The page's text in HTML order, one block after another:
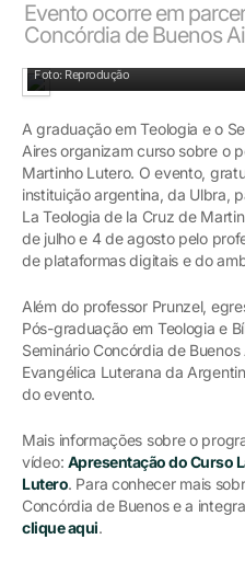
Evento ocorre em
Concórdia de Buenos
Foto: Reprodução
A graduação em Teologia e o
Aires organizam curso sobre o
Martinho Lutero. O evento,
instituição argentina, da Ulbra,
La Teologia de la Cruz de
de julho e 4 de agosto pelo
de plataformas digitais e do
Além do professor Prunzel,
Pós-graduação em Teologia e
Seminário Concórdia de
Evangélica Luterana da
do evento.
Mais informações sobre o
vídeo: Apresentação do Curso
Lutero. Para conhecer mais
Concórdia de Buenos e a
clique aqui.